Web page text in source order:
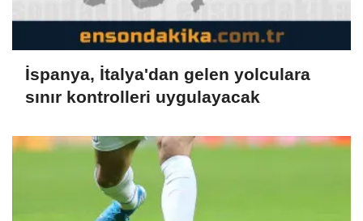
İspanya, İtalya'dan gelen yolculara
sınır kontrolleri uygulayacak